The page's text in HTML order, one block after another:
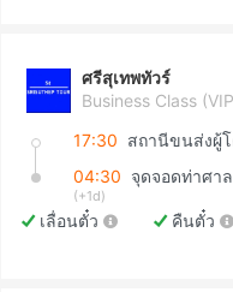
ศรีสุเทพทัวร์
Business Class
17:30
04:30 จุดจอดท่าศา
(+1d)
เลื่อนตั๋ว คืนตั๋ว